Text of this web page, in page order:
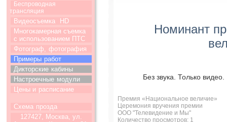
Беспроводная
трансляция
Видеосъемка
HD
Многокамерная съемка
с использованием ПТС
Фотограф, фотография
Примеры работ
Дикторские кабины
Настроечные модули
Цены и расписание
Схема прозда
127427, Москва, ул.
Номинант
Без звука. Только видео.
Премия «Национальное величие»
Церемония вручения премии
ООО "Телевидение и Мы"
Количество просмотров: 1